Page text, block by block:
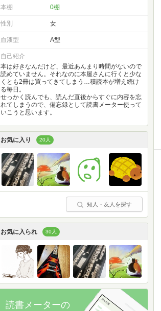
本棚 0棚
性別 女
血液型 A型
自己紹介
本は好きなんだけど、最近あんまり時間がないので
読めていません。それなのに本屋さんに行くと少な
くとも2冊は買ってきてしまう…積読本が増え続け
る毎日。
せっかく読んでも、読んだ直後からすぐに内容を忘
れてしまうので、備忘録として読書メーター使って
いこうと思います。
お気に入り 20人
知人・友人を探す
お気に入られ 30人
読書メーターの